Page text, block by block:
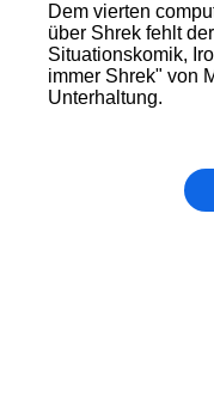
Dem vierten
über Shrek fehlt
Situationskomik,
immer Shrek" von
Unterhaltung.